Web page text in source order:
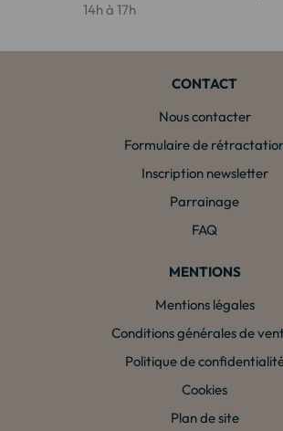
14h à 17h
CONTACT
Nous contacter
Formulaire de
Inscription newsletter
Parrainage
FAQ
MENTIONS
Mentions légales
Conditions générales de
Politique de
Cookies
Plan de site